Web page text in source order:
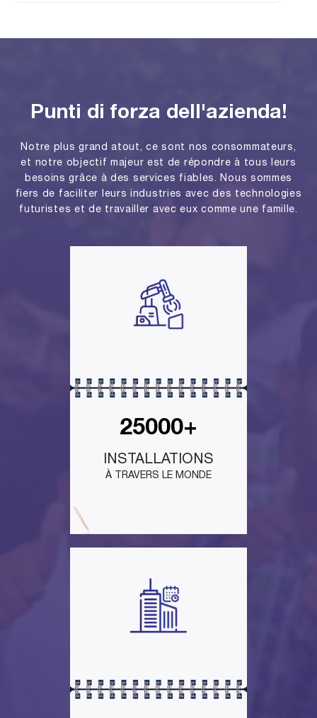
Punti di forza dell'azienda!
Notre plus grand atout, ce sont nos consommateurs,
et notre objectif majeur est de répondre à tous leurs
besoins grâce à des services fiables. Nous sommes
fiers de faciliter leurs industries avec des technologies
futuristes et de travailler avec eux comme une famille.
25000+
INSTALLATIONS
À TRAVERS LE MONDE